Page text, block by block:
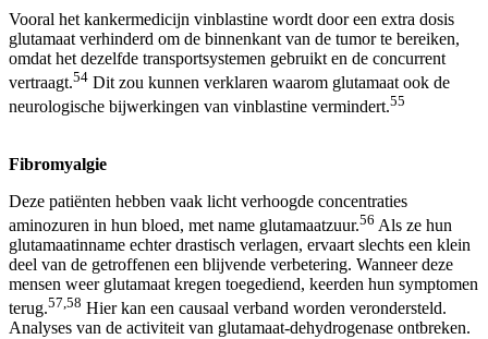
Vooral het kankermedicijn vinblastine wordt door een extra dosis
glutamaat verhinderd om de binnenkant van de tumor te bereiken,
omdat het dezelfde transportsystemen gebruikt en de concurrent
vertraagt.54 Dit zou kunnen verklaren waarom glutamaat ook de
neurologische bijwerkingen van vinblastine vermindert.55
Fibromyalgie
Deze patiënten hebben vaak licht verhoogde concentraties
aminozuren in hun bloed, met name glutamaatzuur.56 Als ze hun
glutamaatinname echter drastisch verlagen, ervaart slechts een klein
deel van de getroffenen een blijvende verbetering. Wanneer deze
mensen weer glutamaat kregen toegediend, keerden hun symptomen
terug.57,58 Hier kan een causaal verband worden verondersteld.
Analyses van de activiteit van glutamaat-dehydrogenase ontbreken.